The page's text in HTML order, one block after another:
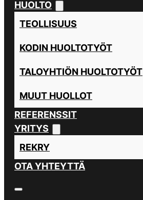
HUOLTO
TEOLLISUUS
KODIN HUOLTOTYÖT
TALOYHTIÖN HUOLTOTYÖT
MUUT HUOLLOT
REFERENSSIT
YRITYS
REKRY
OTA YHTEYTTÄ